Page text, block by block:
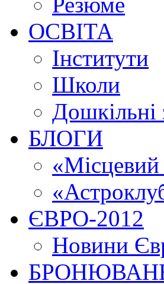
ОСВІТА
Інститути
Школи
Дошкільні
БЛОГИ
ЄВРО-2012
Новини